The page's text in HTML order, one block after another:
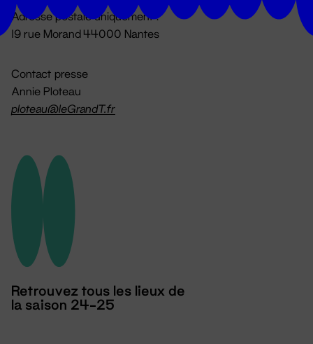
Adresse postale uniquement :
19 rue Morand 44000 Nantes
Contact presse
Annie Ploteau
ploteau@leGrandT.fr
Retrouvez tous les lieux de
la saison 24-25